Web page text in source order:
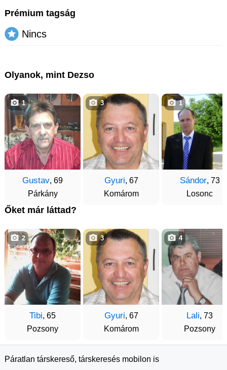
Prémium tagság
Nincs
Olyanok, mint Dezso
Gustav, 69
Párkány
1
Gyuri, 67
Komárom
3
Sándor, 73
Losonc
1
Őket már láttad?
Tibi, 65
Pozsony
2
Gyuri, 67
Komárom
3
Lali, 73
Pozsony
4
Páratlan társkereső, társkeresés mobilon is